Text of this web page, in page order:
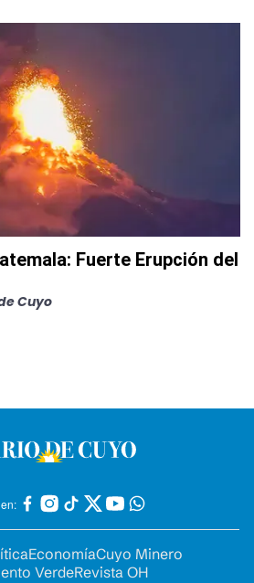
Fuerte Erupción del
Cuyo
EconomíaCuyo Minero
VerdeRevista OH